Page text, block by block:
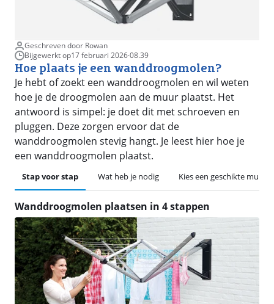
Geschreven door Rowan
Bijgewerkt op17 februari 2026·08.39
Hoe plaats je een wanddroogmolen?
Je hebt of zoekt een wanddroogmolen en wil weten
hoe je de droogmolen aan de muur plaatst. Het
antwoord is simpel: je doet dit met schroeven en
pluggen. Deze zorgen ervoor dat de
wanddroogmolen stevig hangt. Je leest hier hoe je
een wanddroogmolen plaatst.
Stap voor stap Wat heb je nodig Kies een geschikte muur
Wanddroogmolen plaatsen in 4 stappen